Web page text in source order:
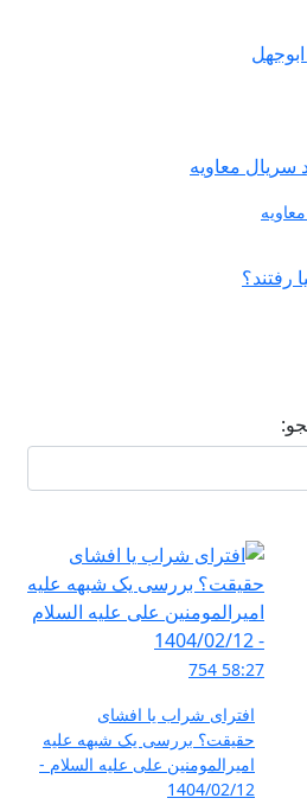
58:27
754
افترای شراب یا افشای
حقیقت؟ بررسی یک شبهه علیه
امیرالمومنین علی علیه السلام -
1404/02/12